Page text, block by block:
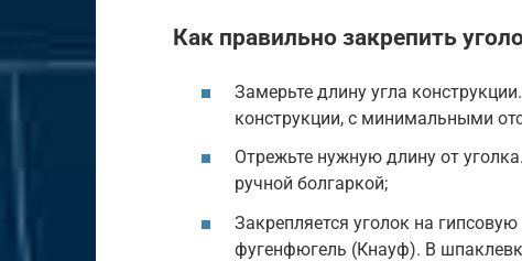
Как правильно закрепить
Замерьте длину угла
конструкции, с минимальными
Отрежьте нужную длину от
ручной болгаркой;
Закрепляется уголок на
фугенфюгель (Кнауф). В